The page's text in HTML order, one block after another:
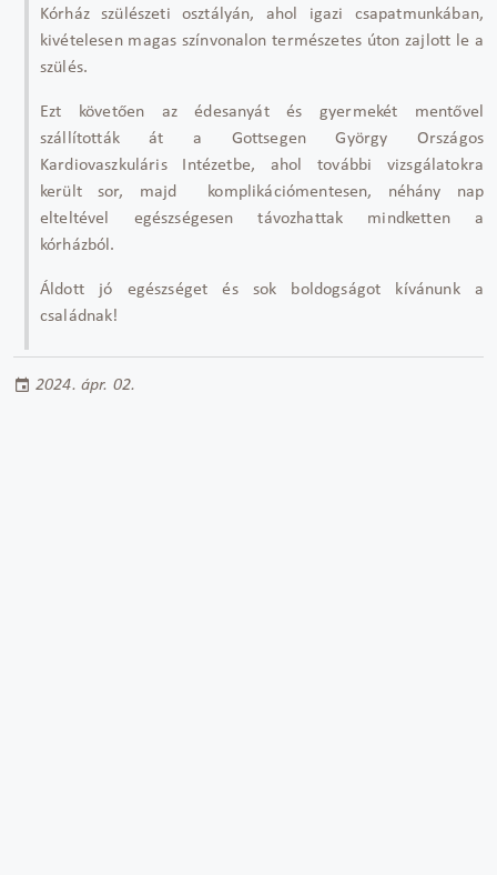
Kórház szülészeti osztályán, ahol igazi csapatmunkában,
kivételesen magas színvonalon természetes úton zajlott le a
szülés.
Ezt követően az édesanyát és gyermekét mentővel
szállították át a Gottsegen György Országos
Kardiovaszkuláris Intézetbe, ahol további vizsgálatokra
került sor, majd komplikációmentesen, néhány nap
elteltével egészségesen távozhattak mindketten a
kórházból.
Áldott jó egészséget és sok boldogságot kívánunk a
családnak!
2024. ápr. 02.